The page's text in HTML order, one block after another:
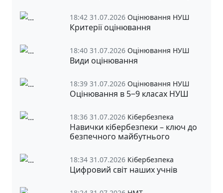
18:42 31.07.2026 Оцінювання НУШ
Критерії оцінювання
18:40 31.07.2026 Оцінювання НУШ
Види оцінювання
18:39 31.07.2026 Оцінювання НУШ
Оцінювання в 5‒9 класах НУШ
18:36 31.07.2026 Кібербезпека
Навички кібербезпеки – ключ до
безпечного майбутнього
18:34 31.07.2026 Кібербезпека
Цифровий світ наших учнів